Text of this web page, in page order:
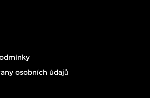
osobních údajů